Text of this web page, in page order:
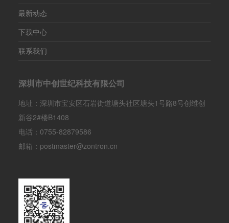
最新动态
下载中心
联系我们
深圳市中创世纪科技有限公司
地址：深圳市宝安区石岩街道塘头社区塘头1号路8号创维创
新谷2#楼B1408
电话：0755-82879586
邮箱：postmaster@zontron.cn